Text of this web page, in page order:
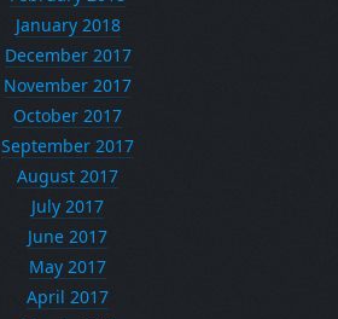
January 2018
December 2017
November 2017
October 2017
September 2017
August 2017
July 2017
June 2017
May 2017
April 2017